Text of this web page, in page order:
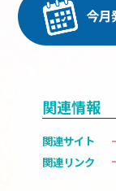
関連情報
関連サイト
関連リンク